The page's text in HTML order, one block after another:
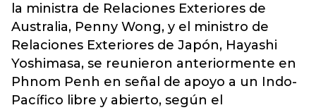
la ministra de Relaciones Exteriores de
Australia, Penny Wong, y el ministro de
Relaciones Exteriores de Japón, Hayashi
Yoshimasa, se reunieron anteriormente en
Phnom Penh en señal de apoyo a un Indo-
Pacífico libre y abierto, según el